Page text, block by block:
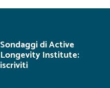
Sondaggi di Active
Longevity Institute:
iscriviti